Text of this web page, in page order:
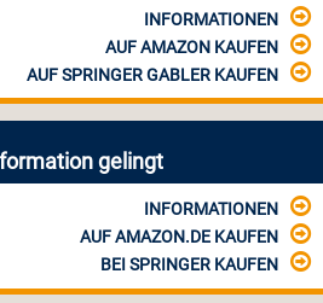
INFORMATIONEN
AUF AMAZON KAUFEN
AUF SPRINGER GABLER KAUFEN
gelingt
INFORMATIONEN
AUF AMAZON.DE KAUFEN
BEI SPRINGER KAUFEN